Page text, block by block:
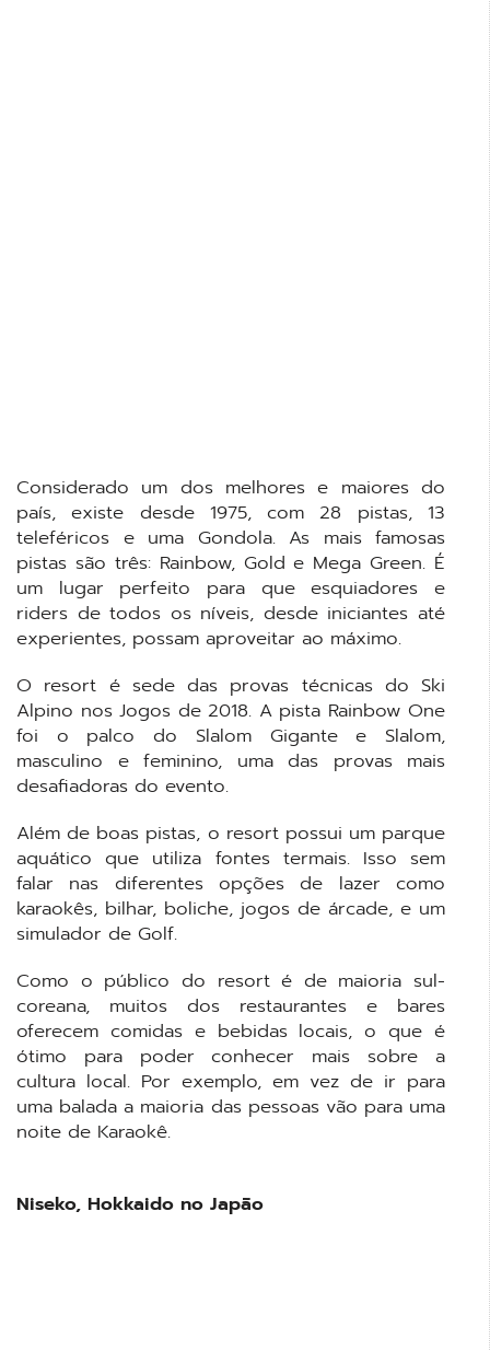
Considerado um dos melhores e maiores do
país, existe desde 1975, com 28 pistas, 13
teleféricos e uma Gondola. As mais famosas
pistas são três: Rainbow, Gold e Mega Green. É
um lugar perfeito para que esquiadores e
riders de todos os níveis, desde iniciantes até
experientes, possam aproveitar ao máximo.
O resort é sede das provas técnicas do Ski
Alpino nos Jogos de 2018. A pista Rainbow One
foi o palco do Slalom Gigante e Slalom,
masculino e feminino, uma das provas mais
desafiadoras do evento.
Além de boas pistas, o resort possui um parque
aquático que utiliza fontes termais. Isso sem
falar nas diferentes opções de lazer como
karaokês, bilhar, boliche, jogos de árcade, e um
simulador de Golf.
Como o público do resort é de maioria sul-
coreana, muitos dos restaurantes e bares
oferecem comidas e bebidas locais, o que é
ótimo para poder conhecer mais sobre a
cultura local. Por exemplo, em vez de ir para
uma balada a maioria das pessoas vão para uma
noite de Karaokê.
Niseko, Hokkaido no Japão